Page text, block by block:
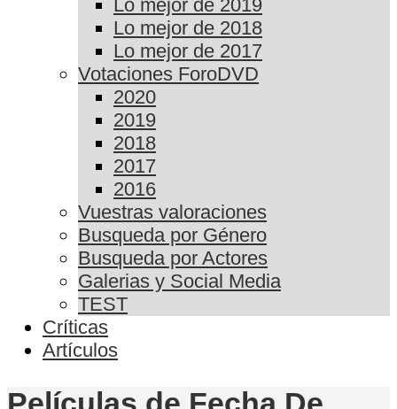
Lo mejor de 2019
Lo mejor de 2018
Lo mejor de 2017
Votaciones ForoDVD
2020
2019
2018
2017
2016
Vuestras valoraciones
Busqueda por Género
Busqueda por Actores
Galerias y Social Media
TEST
Críticas
Artículos